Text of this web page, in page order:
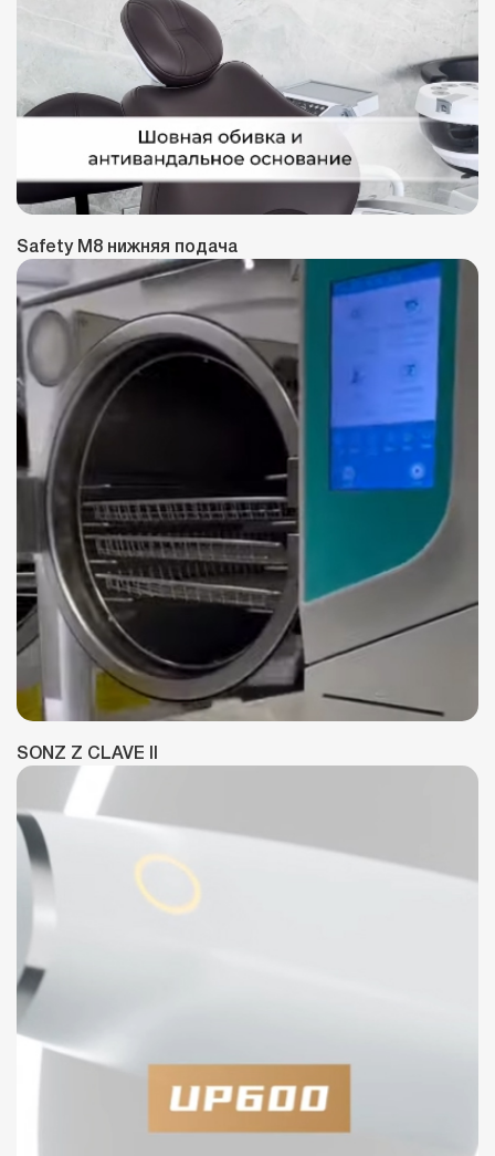
Safety M8 нижняя подача
SONZ Z CLAVE II